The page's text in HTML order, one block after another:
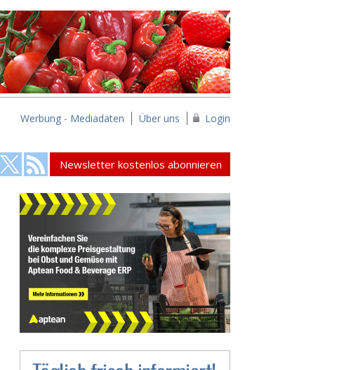
Werbung - Mediadaten Über uns Login
Newsletter kostenlos abonnieren